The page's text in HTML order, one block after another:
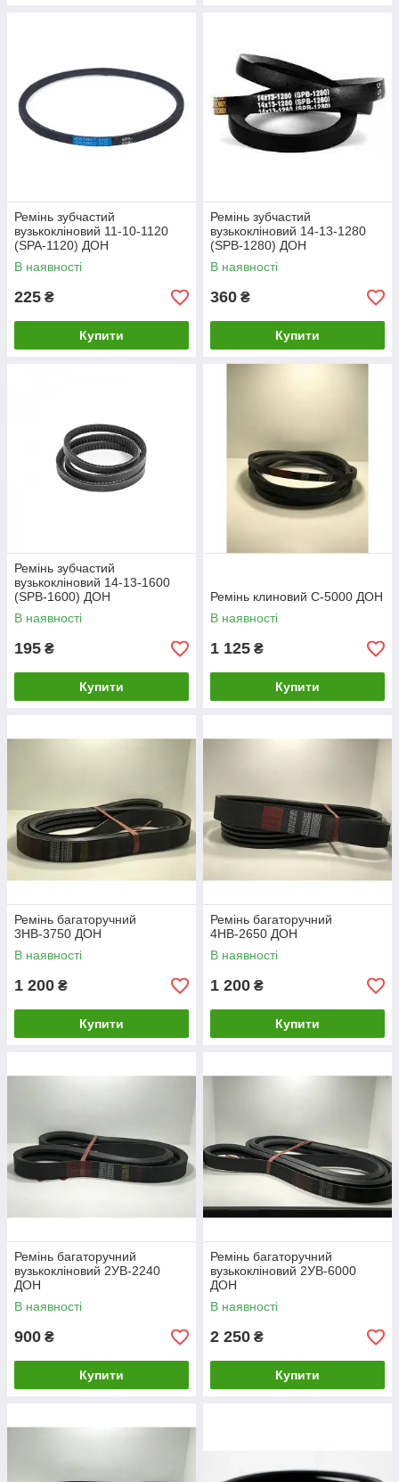
Ремінь зубчастий
вузькокліновий 11-10-1120
(SPA-1120) ДОН
В наявності
225 ₴
Купити
Ремінь зубчастий
вузькокліновий 14-13-1280
(SPB-1280) ДОН
В наявності
360 ₴
Купити
Ремінь зубчастий
вузькокліновий 14-13-1600
(SPB-1600) ДОН
В наявності
195 ₴
Купити
Ремінь клиновий С-5000 ДОН
В наявності
1 125 ₴
Купити
Ремінь багаторучний
3НВ-3750 ДОН
В наявності
1 200 ₴
Купити
Ремінь багаторучний
4НВ-2650 ДОН
В наявності
1 200 ₴
Купити
Ремінь багаторучний
вузькокліновий 2УВ-2240
ДОН
В наявності
900 ₴
Купити
Ремінь багаторучний
вузькокліновий 2УВ-6000
ДОН
В наявності
2 250 ₴
Купити